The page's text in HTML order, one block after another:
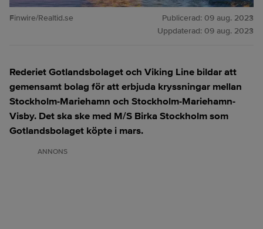
Finwire/Realtid.se Publicerad: 09 aug. 2023
Uppdaterad: 09 aug. 2023
Rederiet Gotlandsbolaget och Viking Line bildar att
gemensamt bolag för att erbjuda kryssningar mellan
Stockholm-Mariehamn och Stockholm-Mariehamn-
Visby. Det ska ske med M/S Birka Stockholm som
Gotlandsbolaget köpte i mars.
ANNONS